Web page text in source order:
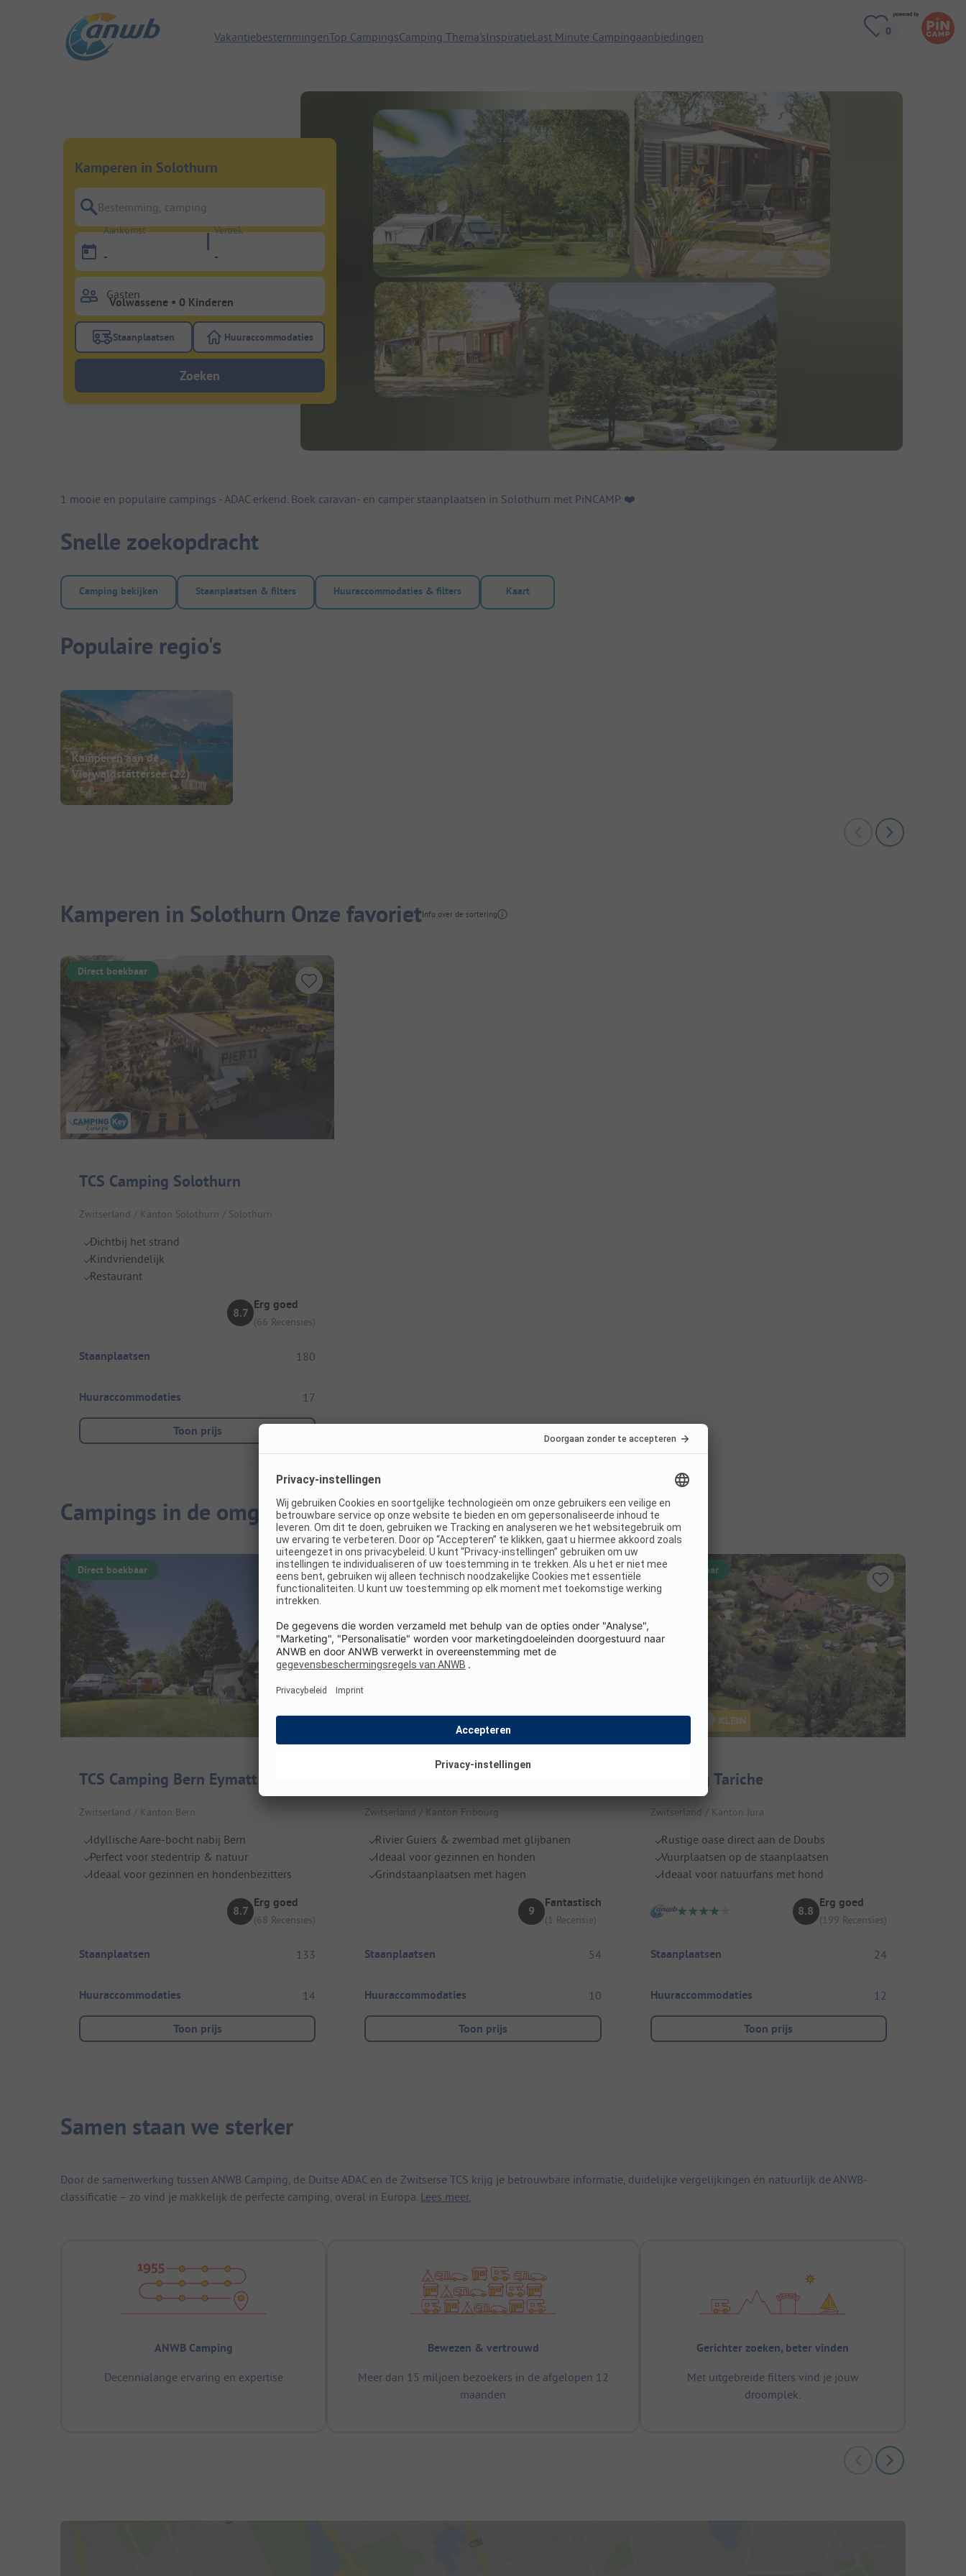
VakantiebestemmingenTop CampingsCamping Thema'sInspiratieLast Minute Campingaanbiedingen
Kamperen in Solothurn
Bestemming, camping
Aankomst
-
Vertrek
-
Gasten
Gebruik de filterknop staanplaatsen om te zoeken naar staanplaatsen
Staanplaatsen Gebruik de filterknop huuraccommodaties om te zoeken naar huuraccommodaties
Huuraccommodaties
Zoeken
1 mooie en populaire campings - ADAC erkend. Boek caravan- en camper staanplaatsen in Solothurn met PiNCAMP. ❤️️
Snelle zoekopdracht
Camping bekijken Staanplaatsen & filters Huuraccommodaties & filters Kaart
Populaire regio's
Kamperen aan de
Vierwaldstättersee(22)
Kamperen in Solothurn Onze favorietInfo over de sortering
Direct boekbaar
TCS Camping Solothurn
Zwitserland / Kanton Solothurn / Solothurn
Dichtbij het strand
Kindvriendelijk
Restaurant
8.7
Erg goed
(66 Recensies)
Staanplaatsen 180
Huuraccommodaties 17
Toon prijs
Campings in de omgeving
Direct boekbaar
TCS Camping Bern Eymatt
Zwitserland / Kanton Bern
Idyllische Aare-bocht nabij Bern
Perfect voor stedentrip & natuur
Ideaal voor gezinnen en hondenbezitters
8.7
Erg goed
(68 Recensies)
Staanplaatsen 133
Huuraccommodaties 14
Toon prijs
Direct boekbaar
Zwitserland / Kanton Fribourg
Rivier Guiers & zwembad met glijbanen
Ideaal voor gezinnen en honden
Grindstaanplaatsen met hagen
9
Fantastisch
(1 Recensie)
Staanplaatsen 54
Huuraccommodaties 10
Toon prijs
Direct boekbaar
Camping Tariche
Zwitserland / Kanton Jura
Rustige oase direct aan de Doubs
Vuurplaatsen op de staanplaatsen
Ideaal voor natuurfans met hond
8.8
Erg goed
(199 Recensies)
Staanplaatsen 24
Huuraccommodaties 12
Toon prijs
Samen staan we sterker
Door de samenwerking tussen ANWB Camping, de Duitse ADAC en de Zwitserse TCS krijg je betrouwbare informatie, duidelijke vergelijkingen én natuurlijk de ANWB-
classificatie – zo vind je makkelijk de perfecte camping, overal in Europa. Lees meer.
ANWB Camping
Decennialange ervaring en expertise
Bewezen & vertrouwd
Meer dan 15 miljoen bezoekers in de afgelopen 12
maanden
Gerichter zoeken, beter vinden
Met uitgebreide filters vind je jouw
droomplek.